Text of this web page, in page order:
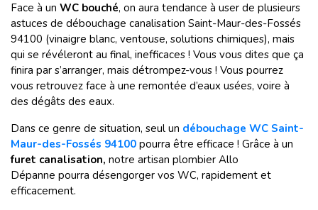
Face à un WC bouché, on aura tendance à user de plusieurs
astuces de débouchage canalisation Saint-Maur-des-Fossés
94100 (vinaigre blanc, ventouse, solutions chimiques), mais
qui se révéleront au final, inefficaces ! Vous vous dites que ça
finira par s’arranger, mais détrompez-vous ! Vous pourrez
vous retrouvez face à une remontée d’eaux usées, voire à
des dégâts des eaux.
Dans ce genre de situation, seul un débouchage WC Saint-
Maur-des-Fossés 94100 pourra être efficace ! Grâce à un
furet canalisation, notre artisan plombier Allo
Dépanne pourra désengorger vos WC, rapidement et
efficacement.